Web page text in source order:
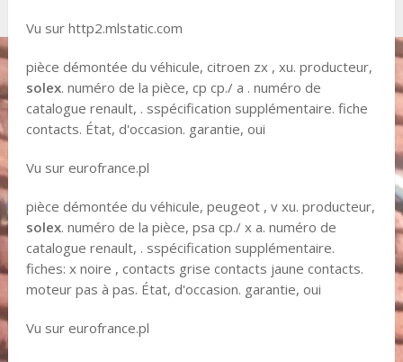
Vu sur http2.mlstatic.com
pièce démontée du véhicule, citroen zx , xu. producteur,
solex. numéro de la pièce, cp cp./ a . numéro de
catalogue renault, . sspécification supplémentaire. fiche
contacts. État, d'occasion. garantie, oui
Vu sur eurofrance.pl
pièce démontée du véhicule, peugeot , v xu. producteur,
solex. numéro de la pièce, psa cp./ x a. numéro de
catalogue renault, . sspécification supplémentaire.
fiches: x noire , contacts grise contacts jaune contacts.
moteur pas à pas. État, d'occasion. garantie, oui
Vu sur eurofrance.pl